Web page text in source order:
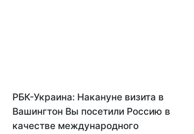
РБК-Украина: Накануне визита в
Вашингтон Вы посетили Россию в
качестве международного